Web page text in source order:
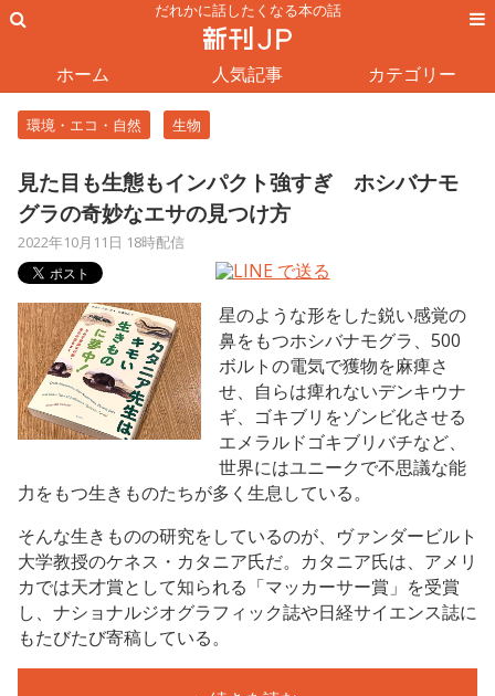
だれかに話したくなる本の話
ホーム 人気記事 カテゴリー
環境・エコ・自然 生物
見た目も生態もインパクト強すぎ ホシバナモ
グラの奇妙なエサの見つけ方
2022年10月11日 18時配信
星のような形をした鋭い感覚の
鼻をもつホシバナモグラ、500
ボルトの電気で獲物を麻痺さ
せ、自らは痺れないデンキウナ
ギ、ゴキブリをゾンビ化させる
エメラルドゴキブリバチなど、
世界にはユニークで不思議な能
力をもつ生きものたちが多く生息している。
そんな生きものの研究をしているのが、ヴァンダービルト
大学教授のケネス・カタニア氏だ。カタニア氏は、アメリ
カでは天才賞として知られる「マッカーサー賞」を受賞
し、ナショナルジオグラフィック誌や日経サイエンス誌に
もたびたび寄稿している。